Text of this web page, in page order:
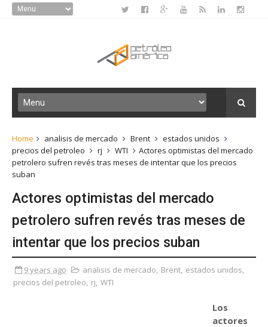
Home analisis de mercado Brent
estados unidos
precios del petroleo
rj WTI
Actores optimistas del mercado
petrolero sufren revés tras meses de intentar que los precios
suban
Actores optimistas del mercado
petrolero sufren revés tras meses de
intentar que los precios suban
9 years ago analisis de mercado, Brent, estados unidos,
precios del petroleo, rj, WTI
Los
actores